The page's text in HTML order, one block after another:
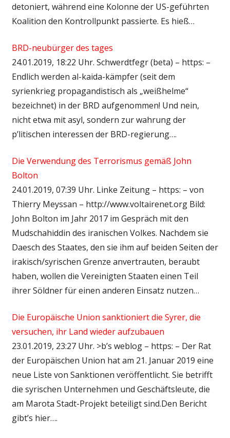
detoniert, während eine Kolonne der US-geführten
Koalition den Kontrollpunkt passierte. Es hieß…
BRD-neubürger des tages
24.01.2019, 18:22 Uhr. Schwerdtfegr (beta) – https: –
Endlich werden al-kaida-kämpfer (seit dem
syrienkrieg propagandistisch als „weißhelme“
bezeichnet) in der BRD aufgenommen! Und nein,
nicht etwa mit asyl, sondern zur wahrung der
p’litischen interessen der BRD-regierung….
Die Verwendung des Terrorismus gemäß John
Bolton
24.01.2019, 07:39 Uhr. Linke Zeitung – https: – von
Thierry Meyssan – http://www.voltairenet.org Bild:
John Bolton im Jahr 2017 im Gespräch mit den
Mudschahiddin des iranischen Volkes. Nachdem sie
Daesch des Staates, den sie ihm auf beiden Seiten der
irakisch/syrischen Grenze anvertrauten, beraubt
haben, wollen die Vereinigten Staaten einen Teil
ihrer Söldner für einen anderen Einsatz nutzen…
Die Europäische Union sanktioniert die Syrer, die
versuchen, ihr Land wieder aufzubauen
23.01.2019, 23:27 Uhr. >b’s weblog – https: – Der Rat
der Europäischen Union hat am 21. Januar 2019 eine
neue Liste von Sanktionen veröffentlicht. Sie betrifft
die syrischen Unternehmen und Geschäftsleute, die
am Marota Stadt-Projekt beteiligt sind.Den Bericht
gibt’s hier….